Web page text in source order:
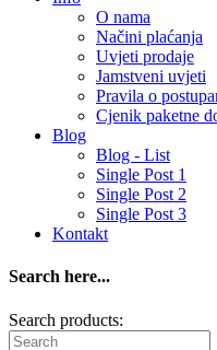
O nama
Načini plaćanja
Uvjeti prodaje
Jamstveni uvjeti
Pravila o
Cjenik paketne
Blog
Blog - List
Single Post 1
Single Post 2
Single Post 3
Kontakt
Search here...
Search products: